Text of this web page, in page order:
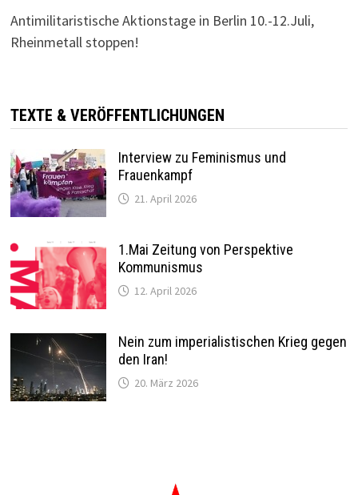
Antimilitaristische Aktionstage in Berlin 10.-12.Juli,
Rheinmetall stoppen!
TEXTE & VERÖFFENTLICHUNGEN
Interview zu Feminismus und
Frauenkampf
21. April 2026
1.Mai Zeitung von Perspektive
Kommunismus
12. April 2026
Nein zum imperialistischen Krieg gegen
den Iran!
20. März 2026